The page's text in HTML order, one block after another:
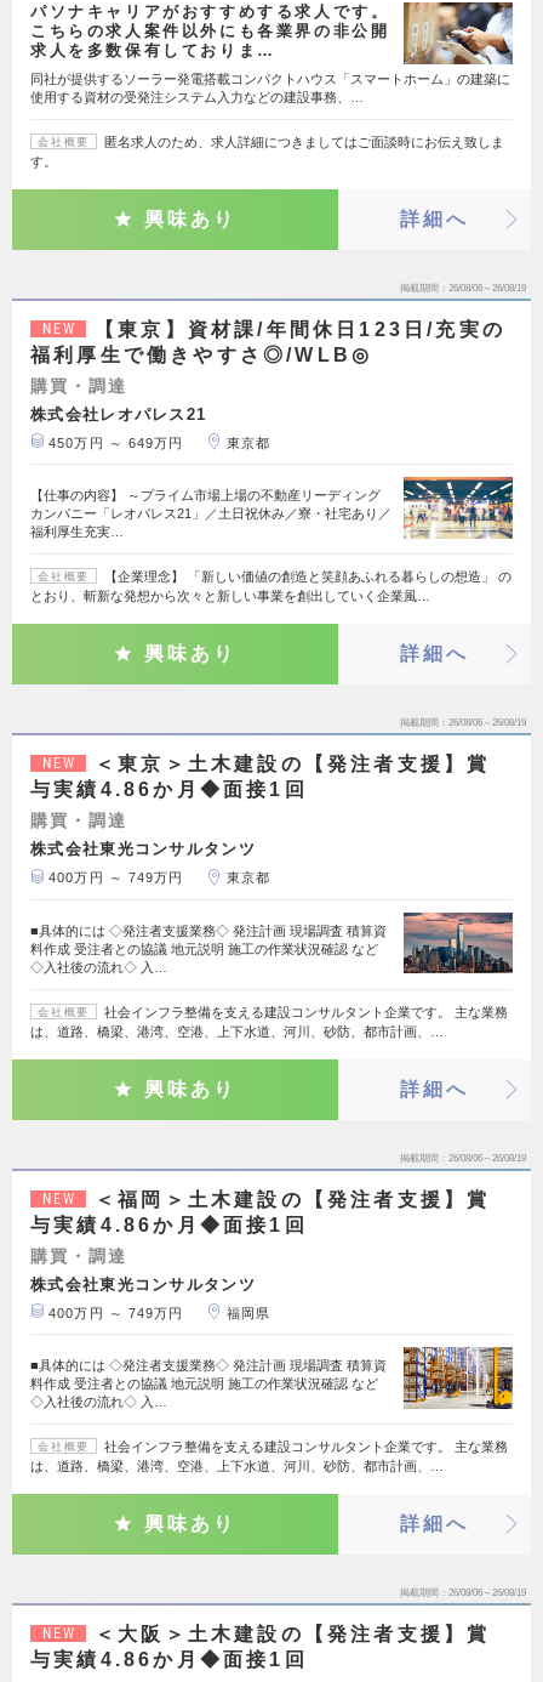
パソナキャリアがおすすめする求人です。
こちらの求人案件以外にも各業界の非公開
求人を多数保有しておりま…
同社が提供するソーラー発電搭載コンパクトハウス「スマートホーム」の建築に
使用する資材の受発注システム入力などの建設事務、…
会社概要
匿名求人のため、求人詳細につきましてはご面談時にお伝え致しま
す。
興味あり 詳細へ
掲載期間 26/08/06～26/08/19
NEW
【東京】資材課/年間休日123日/充実の
福利厚生で働きやすさ◎/WLB◎
購買・調達
株式会社レオパレス21
450万円 ～ 649万円 東京都
【仕事の内容】 ～プライム市場上場の不動産リーディング
カンパニー「レオパレス21」／土日祝休み／寮・社宅あり／
福利厚生充実…
会社概要
【企業理念】 「新しい価値の創造と笑顔あふれる暮らしの想造」 の
とおり、斬新な発想から次々と新しい事業を創出していく企業風…
興味あり 詳細へ
掲載期間 26/08/06～26/08/19
NEW
＜東京＞土木建設の【発注者支援】賞
与実績4.86か月◆面接1回
購買・調達
株式会社東光コンサルタンツ
400万円 ～ 749万円 東京都
■具体的には ◇発注者支援業務◇ 発注計画 現場調査 積算資
料作成 受注者との協議 地元説明 施工の作業状況確認 など
◇入社後の流れ◇ 入…
会社概要
社会インフラ整備を支える建設コンサルタント企業です。 主な業務
は、道路、橋梁、港湾、空港、上下水道、河川、砂防、都市計画、…
興味あり 詳細へ
掲載期間 26/08/06～26/08/19
NEW
＜福岡＞土木建設の【発注者支援】賞
与実績4.86か月◆面接1回
購買・調達
株式会社東光コンサルタンツ
400万円 ～ 749万円 福岡県
■具体的には ◇発注者支援業務◇ 発注計画 現場調査 積算資
料作成 受注者との協議 地元説明 施工の作業状況確認 など
◇入社後の流れ◇ 入…
会社概要
社会インフラ整備を支える建設コンサルタント企業です。 主な業務
は、道路、橋梁、港湾、空港、上下水道、河川、砂防、都市計画、…
興味あり 詳細へ
掲載期間 26/08/06～26/08/19
NEW
＜大阪＞土木建設の【発注者支援】賞
与実績4.86か月◆面接1回